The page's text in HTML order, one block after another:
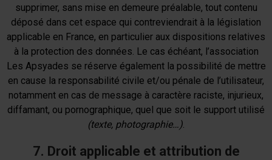
supprimer, sans mise en demeure préalable, tout contenu
déposé dans cet espace qui contreviendrait à la législation
applicable en France, en particulier aux dispositions relatives
à la protection des données. Le cas échéant, l’association
Les Apsyades se réserve également la possibilité de mettre
en cause la responsabilité civile et/ou pénale de l’utilisateur,
notamment en cas de message à caractère raciste, injurieux,
diffamant, ou pornographique, quel que soit le support utilisé
(texte, photographie…).
7. Droit applicable et attribution de